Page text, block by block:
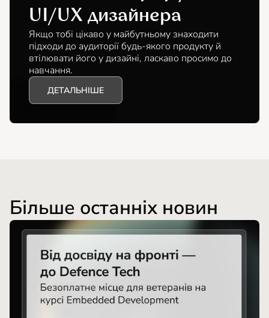
UI/UX дизайнера
Якщо тобі цікаво у майбутньому знаходити
підходи до аудиторії будь-якого продукту й
втілювати його у дизайні, ласкаво просимо до
навчання.
ДЕТАЛЬНІШЕ
Більше останніх новин